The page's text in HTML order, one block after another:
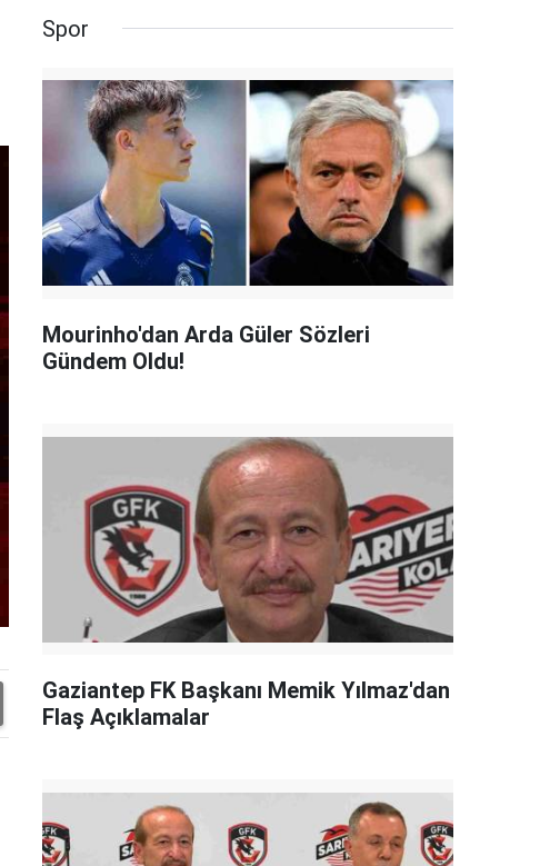
Spor
Mourinho'dan Arda Güler Sözleri
Gündem Oldu!
Gaziantep FK Başkanı Memik Yılmaz'dan
Flaş Açıklamalar